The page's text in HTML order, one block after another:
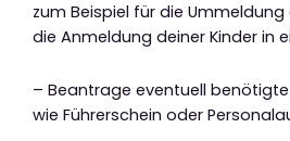
zum Beispiel für die
die Anmeldung deiner Kinder in
– Beantrage eventuell
wie Führerschein oder